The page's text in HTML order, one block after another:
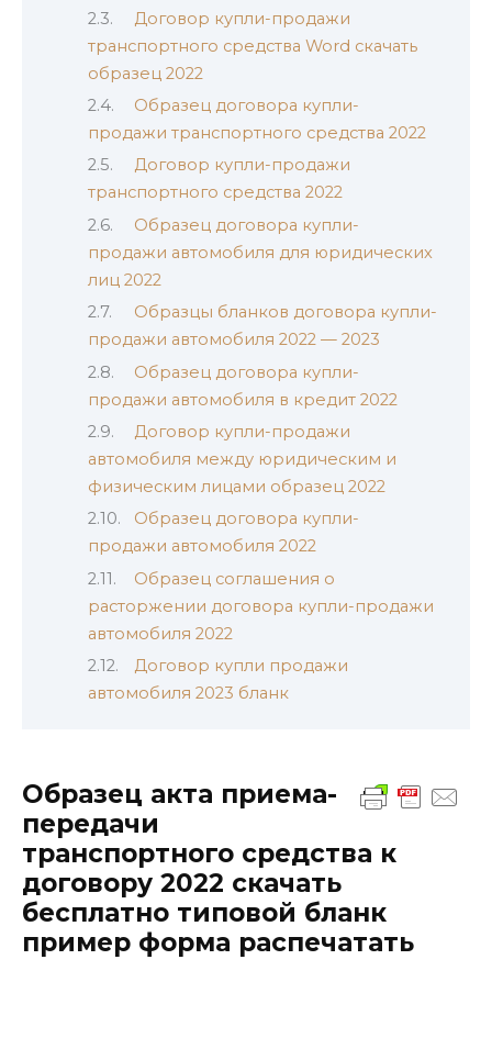
Договор купли-продажи
транспортного средства Word скачать
образец 2022
Образец договора купли-
продажи транспортного средства 2022
Договор купли-продажи
транспортного средства 2022
Образец договора купли-
продажи автомобиля для юридических
лиц 2022
Образцы бланков договора купли-
продажи автомобиля 2022 — 2023
Образец договора купли-
продажи автомобиля в кредит 2022
Договор купли-продажи
автомобиля между юридическим и
физическим лицами образец 2022
Образец договора купли-
продажи автомобиля 2022
Образец соглашения о
расторжении договора купли-продажи
автомобиля 2022
Договор купли продажи
автомобиля 2023 бланк
Образец акта приема-
передачи
транспортного средства к
договору 2022 скачать
бесплатно типовой бланк
пример форма распечатать